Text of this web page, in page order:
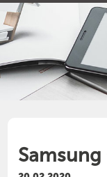
Samsung